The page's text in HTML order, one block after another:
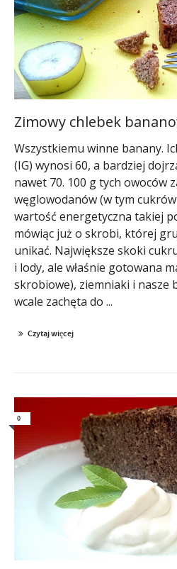
Zimowy chlebek
Wszystkiemu winne banany.
(IG) wynosi 60, a bardziej
nawet 70. 100 g tych owoców
węglowodanów (w tym
wartość energetyczna takiej
mówiąc już o skrobi, której
unikać. Największe skoki
i lody, ale właśnie gotowana
skrobiowe), ziemniaki i nasze
wcale zachęta do ...
Czytaj więcej
0